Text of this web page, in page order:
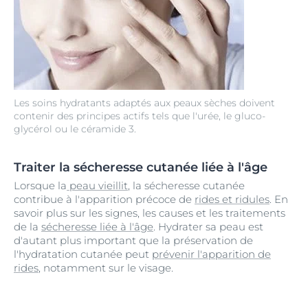
Les soins hydratants adaptés aux peaux sèches doivent
contenir des principes actifs tels que l'urée, le gluco-
glycérol ou le céramide 3.
Traiter la sécheresse cutanée liée à l'âge
Lorsque la peau vieillit, la sécheresse cutanée
contribue à l'apparition précoce de rides et ridules. En
savoir plus sur les signes, les causes et les traitements
de la sécheresse liée à l'âge. Hydrater sa peau est
d'autant plus important que la préservation de
l'hydratation cutanée peut prévenir l'apparition de
rides, notamment sur le visage.